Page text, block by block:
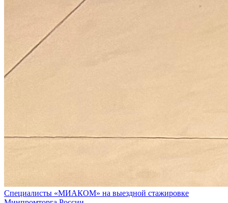
Специалисты «МИАКОМ» на выездной стажировке